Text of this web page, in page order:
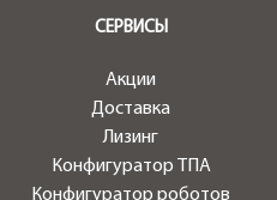
СЕРВИСЫ
Акции
Доставка
Лизинг
Конфигуратор ТПА
Конфигуратор роботов